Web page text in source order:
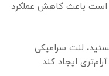
است باعث کاهش عملکرد
لنت سرامیکی
ایجاد کند.